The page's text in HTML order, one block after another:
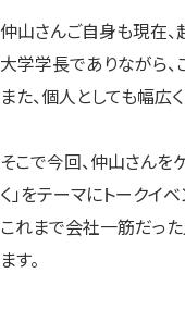
仲山さんご自身も現在、
大学学長でありながら
また、個人としても幅広
そこで今回、仲山さんを
く」をテーマにトークイベ
これまで会社一筋だっ
ます。